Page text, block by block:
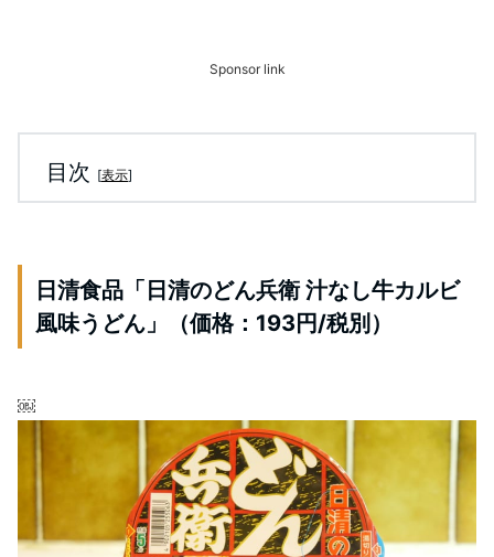
Sponsor link
目次 [表示]
日清食品「日清のどん兵衛 汁なし牛カルビ
風味うどん」（価格：193円/税別）
￼